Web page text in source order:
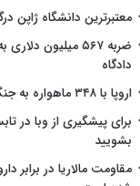
معتبرترین دانشگاه ژاپن
ضربه ۵۶۷ میلیون
دادگاه
اروپا با ۳۴۸ ماهواره به جنگ انحصار استارلینک می‌رود
برای پیشگیری از وبا در
بشویید
مقاومت مالاریا در برابر